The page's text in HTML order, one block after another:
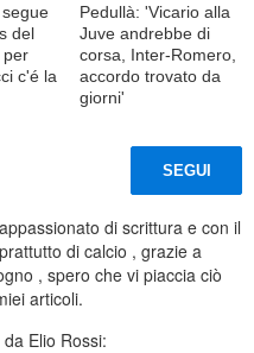
del
per
c'é la
Pedullà: 'Vicario alla
Juve andrebbe di
corsa, Inter-Romero,
accordo trovato da
giorni'
SEGUI
di scrittura e con il
di calcio , grazie a
, spero che vi piaccia ciò
articoli.
Elio Rossi: